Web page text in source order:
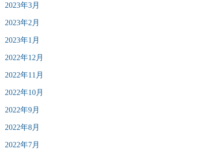
2023年3月
2023年2月
2023年1月
2022年12月
2022年11月
2022年10月
2022年9月
2022年8月
2022年7月